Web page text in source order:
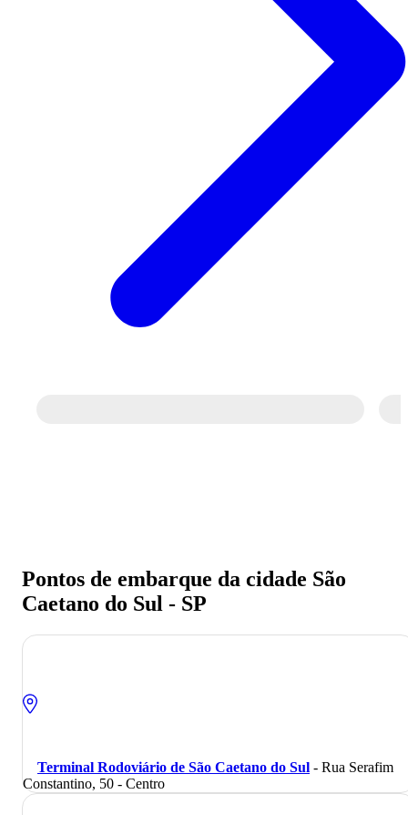
Pontos de embarque da cidade São
Caetano do Sul - SP
Terminal Rodoviário de São Caetano do Sul - Rua Serafim
Constantino, 50 - Centro